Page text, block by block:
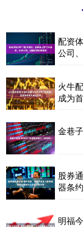
配资
公司
火牛
成为
金巷
股券
器条
明福